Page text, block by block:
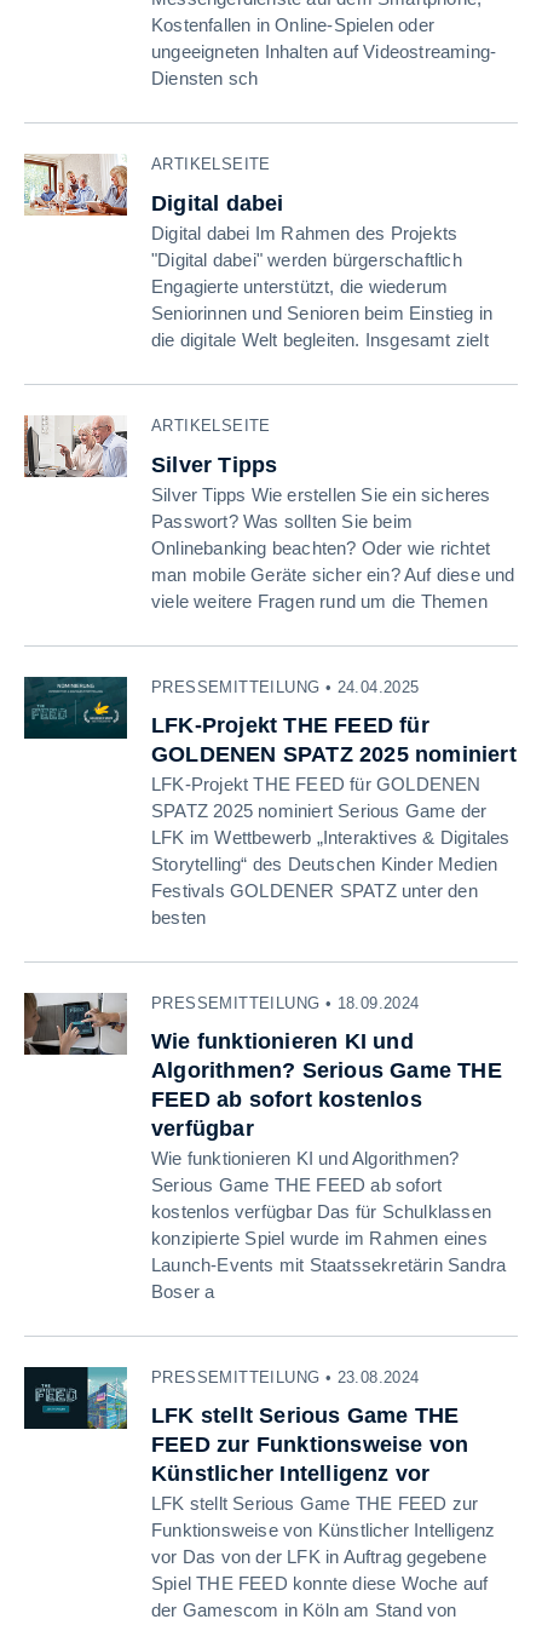
Kostenfallen in Online-Spielen oder
ungeeigneten Inhalten auf Videostreaming-
Diensten sch
ARTIKELSEITE
Digital dabei
Digital dabei Im Rahmen des Projekts
"Digital dabei" werden bürgerschaftlich
Engagierte unterstützt, die wiederum
Seniorinnen und Senioren beim Einstieg in
die digitale Welt begleiten. Insgesamt zielt
ARTIKELSEITE
Silver Tipps
Silver Tipps Wie erstellen Sie ein sicheres
Passwort? Was sollten Sie beim
Onlinebanking beachten? Oder wie richtet
man mobile Geräte sicher ein? Auf diese und
viele weitere Fragen rund um die Themen
PRESSEMITTEILUNG • 24.04.2025
LFK-Projekt THE FEED für
GOLDENEN SPATZ 2025 nominiert
LFK-Projekt THE FEED für GOLDENEN
SPATZ 2025 nominiert Serious Game der
LFK im Wettbewerb „Interaktives & Digitales
Storytelling“ des Deutschen Kinder Medien
Festivals GOLDENER SPATZ unter den
besten
PRESSEMITTEILUNG • 18.09.2024
Wie funktionieren KI und
Algorithmen? Serious Game THE
FEED ab sofort kostenlos
verfügbar
Wie funktionieren KI und Algorithmen?
Serious Game THE FEED ab sofort
kostenlos verfügbar Das für Schulklassen
konzipierte Spiel wurde im Rahmen eines
Launch-Events mit Staatssekretärin Sandra
Boser a
PRESSEMITTEILUNG • 23.08.2024
LFK stellt Serious Game THE
FEED zur Funktionsweise von
Künstlicher Intelligenz vor
LFK stellt Serious Game THE FEED zur
Funktionsweise von Künstlicher Intelligenz
vor Das von der LFK in Auftrag gegebene
Spiel THE FEED konnte diese Woche auf
der Gamescom in Köln am Stand von